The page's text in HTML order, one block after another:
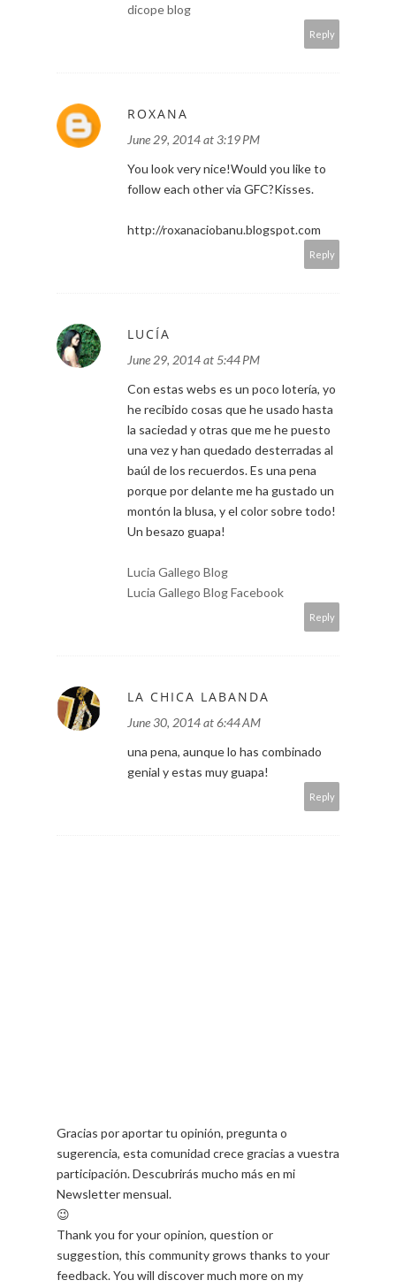
dicope blog
Reply
ROXANA
June 29, 2014 at 3:19 PM
You look very nice!Would you like to
follow each other via GFC?Kisses.
http://roxanaciobanu.blogspot.com
Reply
LUCÍA
June 29, 2014 at 5:44 PM
Con estas webs es un poco lotería, yo
he recibido cosas que he usado hasta
la saciedad y otras que me he puesto
una vez y han quedado desterradas al
baúl de los recuerdos. Es una pena
porque por delante me ha gustado un
montón la blusa, y el color sobre todo!
Un besazo guapa!
Lucia Gallego Blog
Lucia Gallego Blog Facebook
Reply
LA CHICA LABANDA
June 30, 2014 at 6:44 AM
una pena, aunque lo has combinado
genial y estas muy guapa!
Reply
Gracias por aportar tu opinión, pregunta o
sugerencia, esta comunidad crece gracias a vuestra
participación. Descubrirás mucho más en mi
Newsletter mensual.
😉
Thank you for your opinion, question or
suggestion, this community grows thanks to your
feedback. You will discover much more on my